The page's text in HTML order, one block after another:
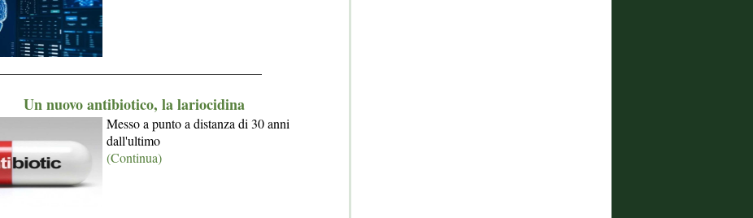
Un nuovo antibiotico, la lariocidina
Messo a punto a distanza di 30 anni
dall'ultimo
(Continua)